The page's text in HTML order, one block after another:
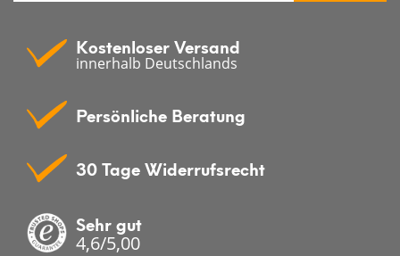
Kostenloser Versand
innerhalb Deutschlands
Persönliche Beratung
30 Tage Widerrufsrecht
Sehr gut
4,6/5,00